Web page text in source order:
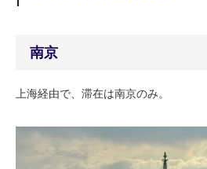
南京
上海経由で、滞在は南京のみ。